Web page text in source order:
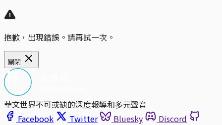
抱歉，出現錯誤。請再試一次。
關閉
華文世界不可或缺的深度報導和多元聲音
Facebook
Twitter Bluesky
Discord